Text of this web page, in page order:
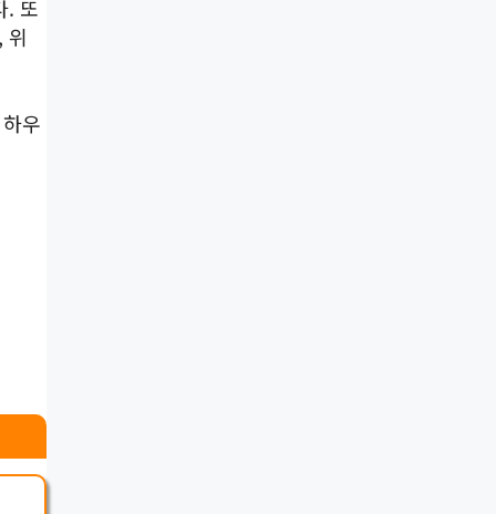
. 또
위
우